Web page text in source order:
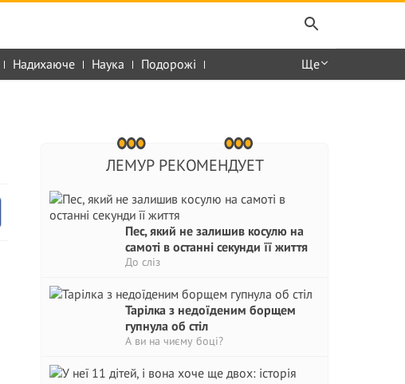
Надихаюче Наука Подорожі Ще
ЛЕМУР РЕКОМЕНДУЕТ
Пес, який не залишив косулю на
самоті в останні секунди її життя
До сліз
Тарілка з недоїденим борщем
гупнула об стіл
А ви на чиєму боці?